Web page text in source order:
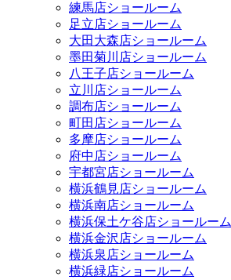
練馬店ショールーム
足立店ショールーム
大田大森店ショールーム
墨田菊川店ショールーム
八王子店ショールーム
立川店ショールーム
調布店ショールーム
町田店ショールーム
多摩店ショールーム
府中店ショールーム
宇都宮店ショールーム
横浜鶴見店ショールーム
横浜南店ショールーム
横浜保土ケ谷店ショールーム
横浜金沢店ショールーム
横浜泉店ショールーム
横浜緑店ショールーム